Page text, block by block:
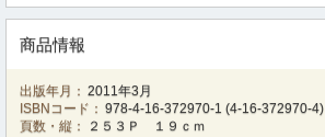
商品情報
出版年月： 2011年3月
ISBNコード： 978-4-16-372970-1 (4-16-372970-4)
頁数・縦：
２５３Ｐ １９ｃｍ